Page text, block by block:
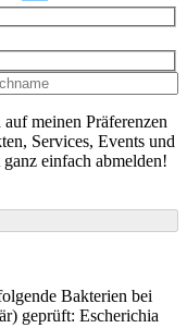
meinen Präferenzen
Services, Events und
einfach abmelden!
Bakterien bei
geprüft: Escherichia